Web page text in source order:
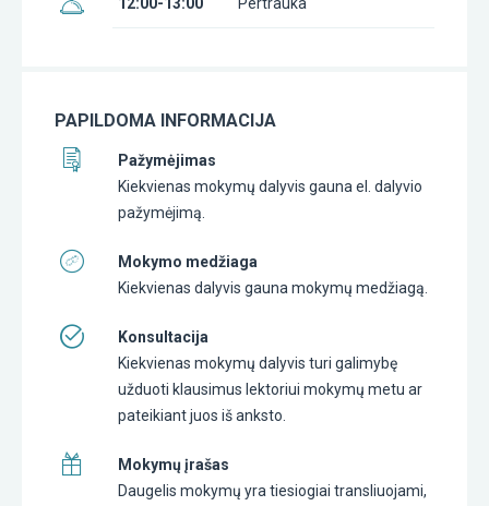
PAPILDOMA INFORMACIJA
Pažymėjimas
Kiekvienas mokymų dalyvis gauna el. dalyvio
pažymėjimą.
Mokymo medžiaga
Kiekvienas dalyvis gauna mokymų medžiagą.
Konsultacija
Kiekvienas mokymų dalyvis turi galimybę
užduoti klausimus lektoriui mokymų metu ar
pateikiant juos iš anksto.
Mokymų įrašas
Daugelis mokymų yra tiesiogiai transliuojami,